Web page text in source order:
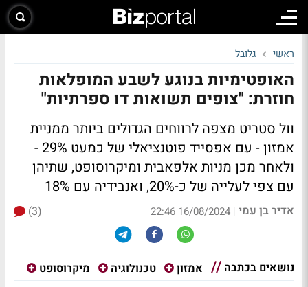
ראשי גלובל
האופטימיות בנוגע לשבע המופלאות
חוזרת: "צופים תשואות דו ספרתיות"
וול סטריט מצפה לרווחים הגדולים ביותר ממניית
אמזון - עם אפסייד פוטנציאלי של כמעט 29% -
ולאחר מכן מניות אלפאבית ומיקרוסופט, שתיהן
עם צפי לעלייה של כ-20%, ואנבידיה עם 18%
אדיר בן עמי |
16/08/2024 22:46
(3)
נושאים בכתבה אמזון טכנולוגיה מיקרוסופט